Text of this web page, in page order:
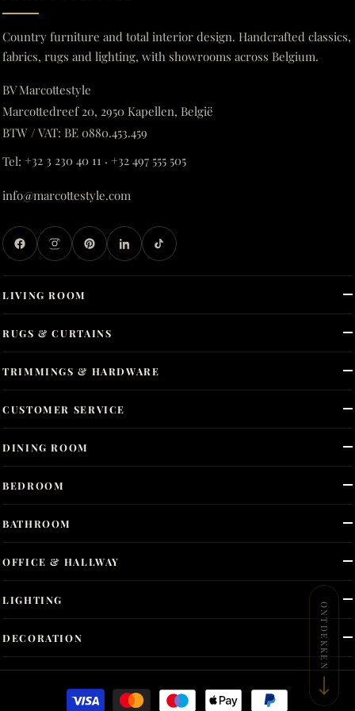
Country furniture and total interior design. Handcrafted classics,
fabrics, rugs and lighting, with showrooms across Belgium.
BV Marcottestyle
Marcottedreef 20, 2950 Kapellen, België
BTW / VAT: BE 0880.453.459
Tel: +32 3 230 40 11 · +32 497 555 505
info@marcottestyle.com
LIVING ROOM
DINING ROOM
BEDROOM
BATHROOM
OFFICE & HALLWAY
LIGHTING
DECORATION
RUGS & CURTAINS
TRIMMINGS & HARDWARE
CUSTOMER SERVICE
ONTDEKKEN